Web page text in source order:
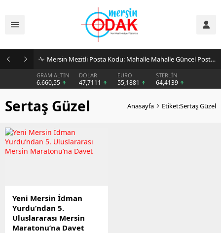
Mersin Mezitli Posta Kodu: Mahalle Mahalle Güncel Posta Kodu Rehberi
GRAM ALTIN
6.660,55
DOLAR
47,7111
EURO
55,1881
STERLİN
64,4139
Sertaş Güzel Anasayfa Etiket:Sertaş Güzel
Yeni Mersin İdman
Yurdu’ndan 5.
Uluslararası Mersin
Maratonu’na Davet